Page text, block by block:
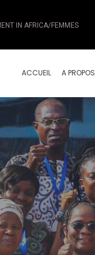
IN AFRICA/FEMMES
ACCUEIL A PROPOS